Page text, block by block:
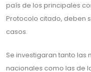
país de los principales
Protocolo citado, deben
casos.
Se investigaran tanto
nacionales como las de